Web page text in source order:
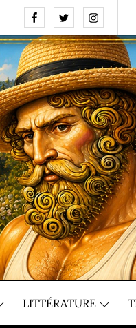
FacebookTwitterInstagram
LITTÉRATURE